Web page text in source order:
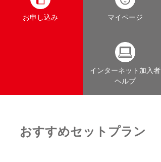
お申し込み マイページ
インターネット加入者
ヘルプ
おすすめセットプラン